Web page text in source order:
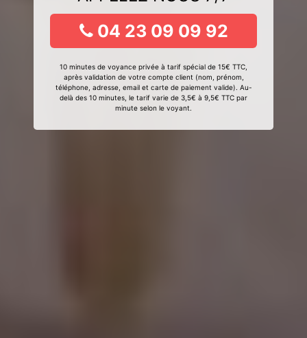
04 23 09 09 92
10 minutes de voyance privée à tarif spécial de 15€ TTC,
après validation de votre compte client (nom, prénom,
téléphone, adresse, email et carte de paiement valide). Au-
delà des 10 minutes, le tarif varie de 3,5€ à 9,5€ TTC par
minute selon le voyant.